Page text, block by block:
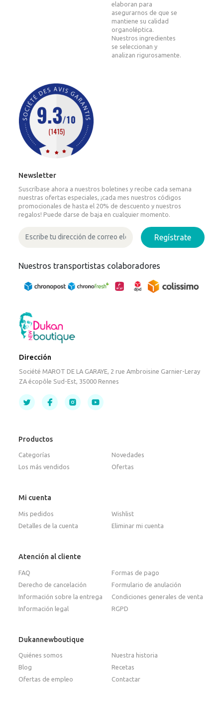
elaboran para
asegurarnos de que se
mantiene su calidad
organoléptica.
Nuestros ingredientes
se seleccionan y
analizan rigurosamente.
Newsletter
Suscríbase ahora a nuestros boletines y recibe cada semana
nuestras ofertas especiales, ¡cada mes nuestros códigos
promocionales de hasta el 20% de descuento y nuestros
regalos! Puede darse de baja en cualquier momento.
Regístrate
Nuestros transportistas colaboradores
Dirección
Société MAROT DE LA GARAYE, 2 rue Ambroisine Garnier-Leray
ZA écopôle Sud-Est, 35000 Rennes
Productos
Categorías
Novedades
Los más vendidos
Ofertas
Mi cuenta
Mis pedidos
Wishlist
Detalles de la cuenta
Eliminar mi cuenta
Atención al cliente
FAQ
Formas de pago
Derecho de cancelación
Formulario de anulación
Información sobre la entrega
Condiciones generales de venta
Información legal
RGPD
Dukannewboutique
Quiénes somos
Nuestra historia
Blog
Recetas
Ofertas de empleo
Contactar